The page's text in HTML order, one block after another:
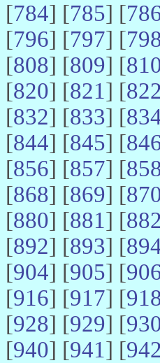
[784] [785] [
[796] [797] [
[808] [809] [
[820] [821] [822
[832] [833] [
[844] [845] [
[856] [857] [
[868] [869] [
[880] [881] [882
[892] [893] [
[904] [905] [
[916] [917] [
[928] [929] [
[940] [941] [942